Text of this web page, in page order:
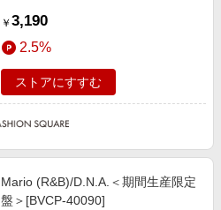
ランニング トレーニング ジムウェ
ア 半袖 カットソー ティシャツ 吸
汗速乾 軽量 ストレッチ TW1045 ネ
イビー XL
￥ 3,190
2.5%
ストアにすすむ
Mario (R&B)/D.N.A.＜期間生産限定
盤＞[BVCP-40090]